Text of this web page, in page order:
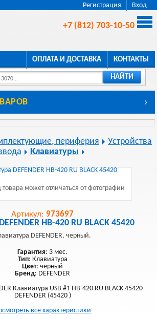
Регистрация Вход
+7 (812) 703-10-50
ОПЛАТА И ДОСТАВКА КОНТАКТЫ
НАЙТИ
›
периферия
Устройства
Клавиатуры
может отличаться от фотографии
Артикул: 973697
HB-420 RU BLACK 45420
DEFENDER, черный.
Гарантия: 3 мес.
Тип: Клавиатура
Цвет: черный
Бренд: DEFENDER
Клавиатура USB #1 HB-420 RU BLACK 45420
DEFENDER (45420 )
все характеристики